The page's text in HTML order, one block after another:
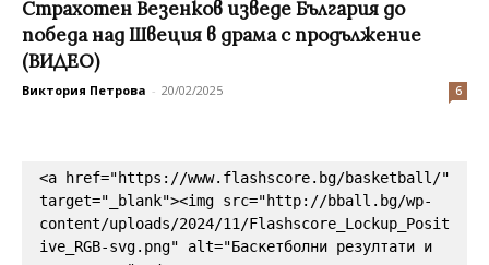
Страхотен Везенков изведе България до
победа над Швеция в драма с продължение
(ВИДЕО)
Виктория Петрова - 20/02/2025 6
<a href="https://www.flashscore.bg/basketball/"
target="_blank"><img src="http://bball.bg/wp-
content/uploads/2024/11/Flashscore_Lockup_Posit
ive_RGB-svg.png" alt="Баскетболни резултати и